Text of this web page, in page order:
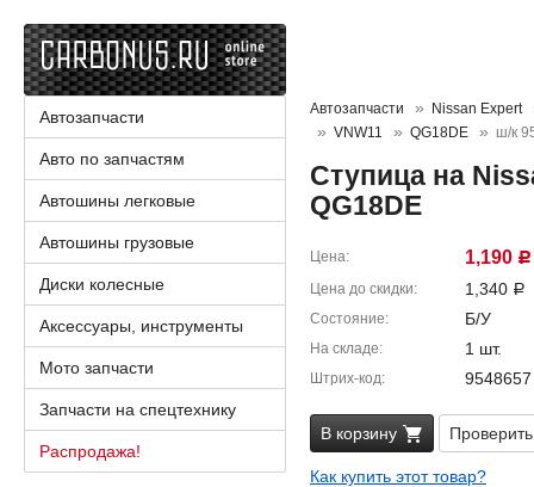
Автозапчасти
Nissan Expert
VNW11
QG18DE ш/к
Ступица на
QG18DE
Цена 1,190 Р
Цена до скидки 1,340 Р
Состояние Б/У
На складе 1 шт.
Штрих-код 9548657
В корзину
Как купить этот товар?
Автозапчасти
Авто по запчастям
Автошины легковые
Автошины грузовые
Диски колесные
Аксессуары, инструменты
Мото запчасти
Запчасти на спецтехнику
Распродажа!